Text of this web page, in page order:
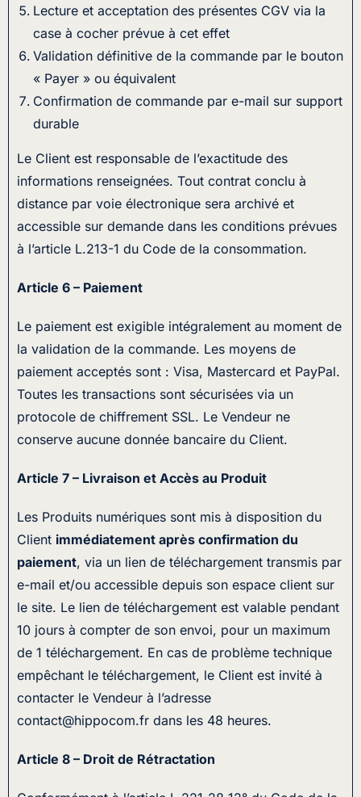
Lecture et acceptation des présentes CGV via la
case à cocher prévue à cet effet
Validation définitive de la commande par le bouton
« Payer » ou équivalent
Confirmation de commande par e-mail sur support
durable
Le Client est responsable de l’exactitude des
informations renseignées. Tout contrat conclu à
distance par voie électronique sera archivé et
accessible sur demande dans les conditions prévues
à l’article L.213-1 du Code de la consommation.
Article 6 – Paiement
Le paiement est exigible intégralement au moment de
la validation de la commande. Les moyens de
paiement acceptés sont : Visa, Mastercard et PayPal.
Toutes les transactions sont sécurisées via un
protocole de chiffrement SSL. Le Vendeur ne
conserve aucune donnée bancaire du Client.
Article 7 – Livraison et Accès au Produit
Les Produits numériques sont mis à disposition du
Client immédiatement après confirmation du
paiement, via un lien de téléchargement transmis par
e-mail et/ou accessible depuis son espace client sur
le site. Le lien de téléchargement est valable pendant
10 jours à compter de son envoi, pour un maximum
de 1 téléchargement. En cas de problème technique
empêchant le téléchargement, le Client est invité à
contacter le Vendeur à l’adresse
contact@hippocom.fr dans les 48 heures.
Article 8 – Droit de Rétractation